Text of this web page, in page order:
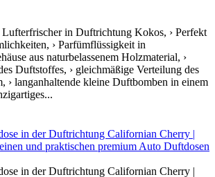
Lufterfrischer in Duftrichtung Kokos, › Perfekt
› Parfümflüssigkeit in
aus naturbelassenem Holzmaterial, ›
Duftstoffes, › gleichmäßige Verteilung des
› langanhaltende kleine Duftbomben in einem